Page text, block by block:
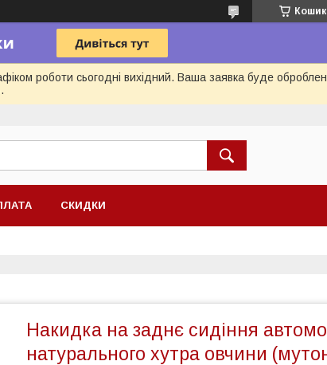
Кошик
роботи сьогодні вихідний. Ваша заявка буде
СКИДКИ
Накидка на заднє сидіння
натурального хутра овчини